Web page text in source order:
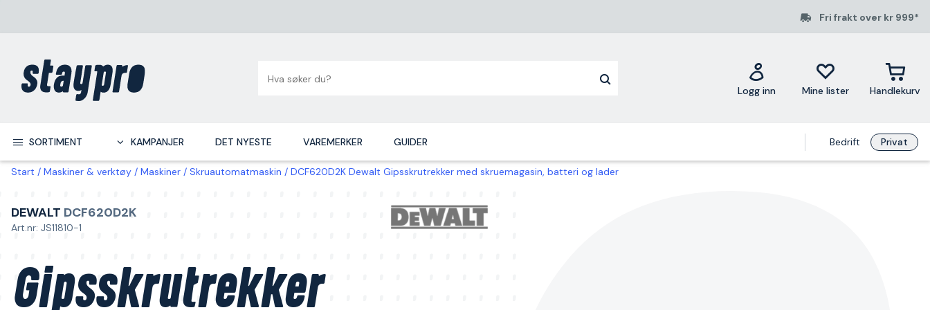
Fri frakt over kr 999*
Logg inn Mine lister Handlekurv
SORTIMENT KAMPANJER DET NYESTE VAREMERKER GUIDER Bedrift Privat
Start Maskiner & verktøy Maskiner Skruautomatmaskin DCF620D2K Dewalt Gipsskrutrekker med skruemagasin, batteri og lader
DEWALT DCF620D2K
Art.nr: JS11810-1
Gipsskrutrekker